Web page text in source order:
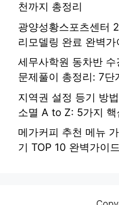
천까지 총정리
광양성황스포츠센터
리모델링 완료 완벽
세무사학원 동차반
문제풀이 총정리: 7단
지역권 설정 등기 방
소멸 A to Z: 5가지 핵
메가커피 추천 메뉴
기 TOP 10 완벽가이